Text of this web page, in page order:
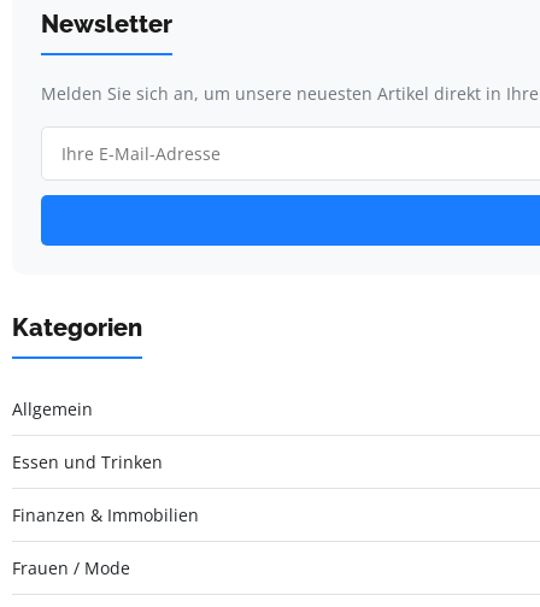
Newsletter
Melden Sie sich an, um unsere neuesten Artikel direkt in
Kategorien
Allgemein
Essen und Trinken
Finanzen & Immobilien
Frauen / Mode